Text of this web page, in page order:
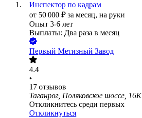
Инспектор по кадрам
от 50 000 ₽ за месяц, на руки
Опыт 3-6 лет
Выплаты: Два раза в месяц
Первый Метизный Завод
4.4
•
17 отзывов
Таганрог, Поляковское шоссе, 16К
Откликнитесь среди первых
Откликнуться